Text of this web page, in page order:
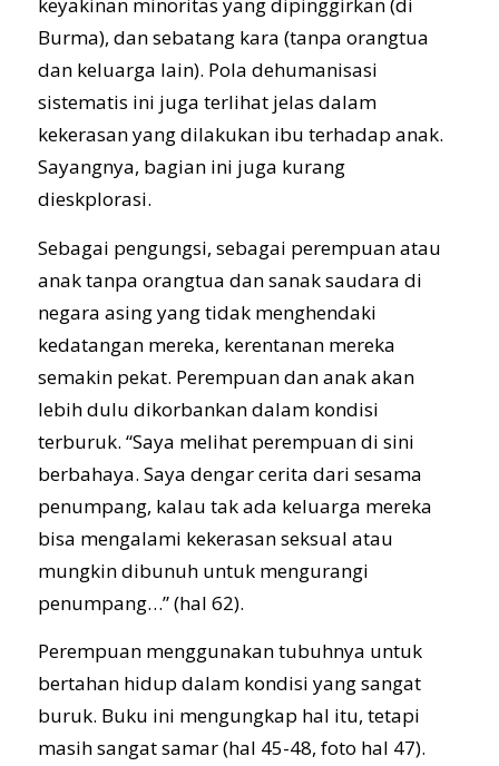
keyakinan minoritas yang dipinggirkan (di
Burma), dan sebatang kara (tanpa orangtua
dan keluarga lain). Pola dehumanisasi
sistematis ini juga terlihat jelas dalam
kekerasan yang dilakukan ibu terhadap anak.
Sayangnya, bagian ini juga kurang
dieskplorasi.
Sebagai pengungsi, sebagai perempuan atau
anak tanpa orangtua dan sanak saudara di
negara asing yang tidak menghendaki
kedatangan mereka, kerentanan mereka
semakin pekat. Perempuan dan anak akan
lebih dulu dikorbankan dalam kondisi
terburuk. “Saya melihat perempuan di sini
berbahaya. Saya dengar cerita dari sesama
penumpang, kalau tak ada keluarga mereka
bisa mengalami kekerasan seksual atau
mungkin dibunuh untuk mengurangi
penumpang…” (hal 62).
Perempuan menggunakan tubuhnya untuk
bertahan hidup dalam kondisi yang sangat
buruk. Buku ini mengungkap hal itu, tetapi
masih sangat samar (hal 45-48, foto hal 47).